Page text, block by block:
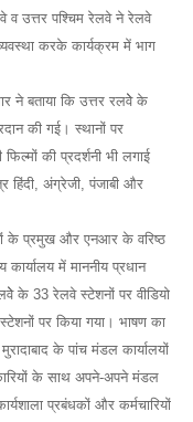
व उत्तर पश्चिम रेलवे ने रेलवे
करके कार्यक्रम में भाग
ने बताया कि उत्तर रलवेे के
की गई। स्थानों पर
की प्रदर्शनी भी लगाई
हिंदी, अंग्रेजी, पंजाबी और
के प्रमुख और एनआर के वरिष्ठ
में माननीय प्रधान
के 33 रेलवे स्टेशनों पर वीडियो
पर किया गया। भाषण का
के पांच मंडल कार्यालयों
के साथ अपने-अपने मंडल
प्रबंधकों और कर्मचारियों